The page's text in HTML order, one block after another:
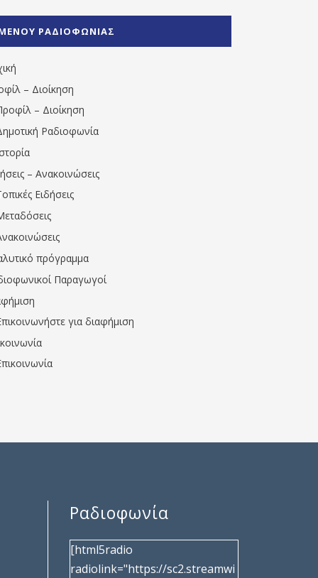
1531194763766854/" artist="" ]
ΡΑΔΙΟΦΩΝΙΑΣ
– Διοίκηση
– Διοίκηση
Ραδιοφωνία
– Ανακοινώσεις
Ειδήσεις
πρόγραμμα
Παραγωγοί
για διαφήμιση
Ραδιοφωνία
[html5radio
radiolink="https://sc2.streamwi